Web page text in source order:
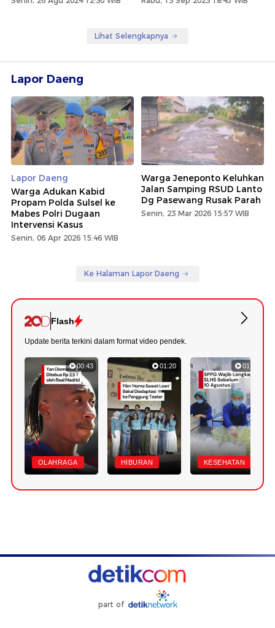
Lihat Selengkapnya
Lapor Daeng
Lapor Daeng
Warga Adukan Kabid
Propam Polda Sulsel ke
Mabes Polri Dugaan
Intervensi Kasus
Senin, 06 Apr 2026 15:46 WIB
Warga Jeneponto Keluhkan
Jalan Samping RSUD Lanto
Dg Pasewang Rusak Parah
Senin, 23 Mar 2026 15:57 WIB
Ke Halaman Lapor Daeng
Flash
Update berita terkini dalam format video pendek.
00:43
OLAHRAGA
01:20
HIBURAN
01:07
KESEHATAN
part of